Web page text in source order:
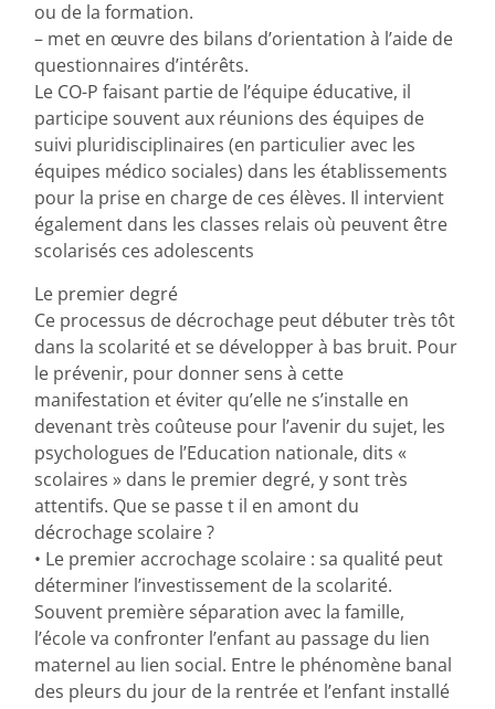
ou de la formation.
– met en œuvre des bilans d’orientation à l’aide de
questionnaires d’intérêts.
Le CO-P faisant partie de l’équipe éducative, il
participe souvent aux réunions des équipes de
suivi pluridisciplinaires (en particulier avec les
équipes médico sociales) dans les établissements
pour la prise en charge de ces élèves. Il intervient
également dans les classes relais où peuvent être
scolarisés ces adolescents
Le premier degré
Ce processus de décrochage peut débuter très tôt
dans la scolarité et se développer à bas bruit. Pour
le prévenir, pour donner sens à cette
manifestation et éviter qu’elle ne s’installe en
devenant très coûteuse pour l’avenir du sujet, les
psychologues de l’Education nationale, dits «
scolaires » dans le premier degré, y sont très
attentifs. Que se passe t il en amont du
décrochage scolaire ?
• Le premier accrochage scolaire : sa qualité peut
déterminer l’investissement de la scolarité.
Souvent première séparation avec la famille,
l’école va confronter l’enfant au passage du lien
maternel au lien social. Entre le phénomène banal
des pleurs du jour de la rentrée et l’enfant installé